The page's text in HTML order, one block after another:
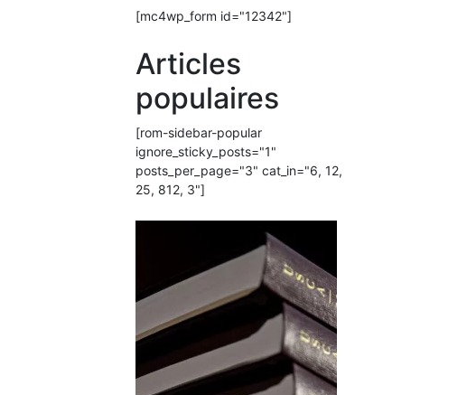
[mc4wp_form id="12342"]
Articles
populaires
[rom-sidebar-popular
ignore_sticky_posts="1"
posts_per_page="3" cat_in="6, 12,
25, 812, 3"]